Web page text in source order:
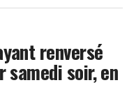
renversé
samedi soir, en